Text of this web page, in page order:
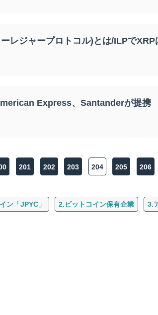
レジャープロトコル)とは/ILPでXRP
Express、Santanderが提携
201 202 203 204 205 206
ン「JPYC」 2.ビットコイン保有企業 3.